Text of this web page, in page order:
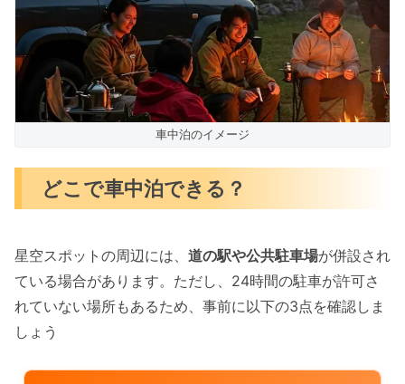
車中泊のイメージ
どこで車中泊できる？
星空スポットの周辺には、 道の駅や公共駐車場が併設され
ている場合があります。ただし、24時間の駐車が許可さ
れていない場所もあるため、事前に以下の3点を確認しま
しょう